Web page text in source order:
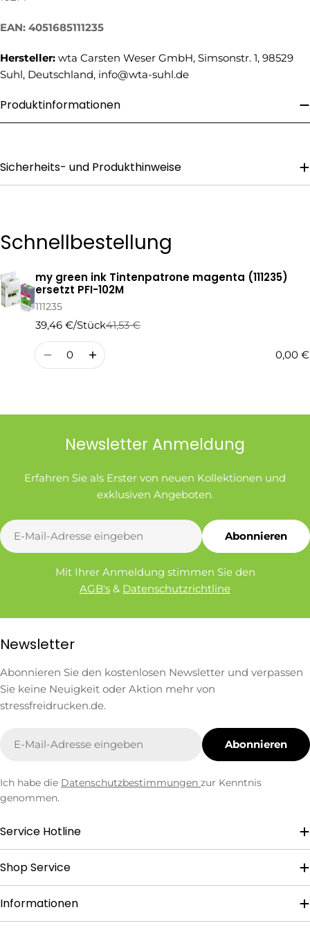
Telefonnummer
Ihre
Die mit * gekennzeichneten Felder sind Pflichtfelder.
EAN: 4051685111235
Hersteller: wta Carsten Weser GmbH, Simsonstr. 1, 98529
Suhl, Deutschland, info@wta-suhl.de
Produktinformationen
Sicherheits- und Produkthinweise
Schnellbestellung
Ihr
Warenkorb
my green ink Tintenpatrone magenta (111235)
ersetzt PFI-102M
111235
39,46 €/Stück
Regulärer
Preis
41,53 €
Verkaufspreis
Menge
0,00 €
Newsletter Anmeldung
Erfahren Sie als Erster von neuen Kollektionen und
exklusiven Angeboten.
E-
Mail
Abonnieren
Mit Ihrer Anmeldung stimmen Sie den
AGB's & Datenschutzrichtline
Service Hotline
Shop Service
Informationen
Newsletter
Abonnieren Sie den kostenlosen Newsletter und verpassen
Sie keine Neuigkeit oder Aktion mehr von
stressfreidrucken.de.
Mail
Abonnieren
Ich habe die Datenschutzbestimmungen zur Kenntnis
genommen.